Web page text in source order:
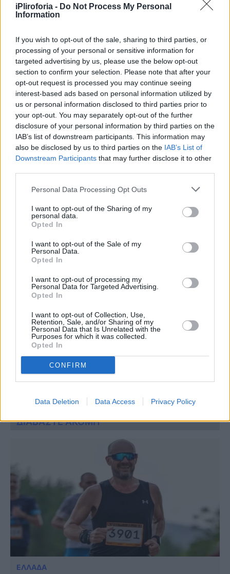
iPliroforia - Do Not Process My Personal
Information
If you wish to opt-out of the sale, sharing to third parties, or
processing of your personal or sensitive information for
targeted advertising by us, please use the below opt-out
section to confirm your selection. Please note that after your
opt-out request is processed you may continue seeing
interest-based ads based on personal information utilized by
us or personal information disclosed to third parties prior to
your opt-out. You may separately opt-out of the further
disclosure of your personal information by third parties on the
IAB’s list of downstream participants. This information may
also be disclosed by us to third parties on the IAB’s List of
Downstream Participants that may further disclose it to other
Personal Data Processing Opt Outs
I want to opt-out of the Sharing of my
personal data.
Opted In
I want to opt-out of the Sale of my
Personal Data.
Opted In
I want to opt-out of processing my
Personal Data for Targeted Advertising.
Opted In
I want to opt-out of Collection, Use,
Retention, Sale, and/or Sharing of my
Personal Data that Is Unrelated with the
Purposes for which it was collected.
Opted In
CONFIRM
Data Deletion Data Access Privacy Policy
ΠερισσότερεςΕιδήσεις σήμερα
Η Ειρήνη Μουρτζούκου απαντά για τους
πανηγυρισμούς της – «Tον είχα σαν παιδί
μου»
Εξαφάνιση 39χρονου στη Λάρισα:
«Χτενίζουν» την περιοχή, πού στρέφονται οι
έρευνες
αιφνίδιους θανάτους δύο άνδρων
TAGS:
ΠΑΤΡΑ
Ακολουθήστε τις ειδήσεις του
ipliroforia.gr στο Google News
ΔΙΑΒΑΣΤΕ ΑΚΟΜΗ
ΕΛΛΑΔΑ